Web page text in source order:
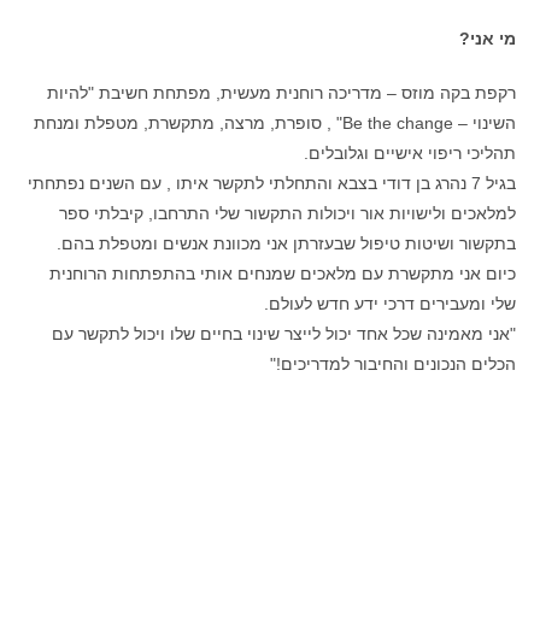
מי אני?
רקפת בקה מוזס – מדריכה רוחנית מעשית, מפתחת חשיבת "להיות
השינוי – Be the change" , סופרת, מרצה, מתקשרת, מטפלת ומנחת
תהליכי ריפוי אישיים וגלובלים.
בגיל 7 נהרג בן דודי בצבא והתחלתי לתקשר איתו , עם השנים נפתחתי
למלאכים ולישויות אור ויכולות התקשור שלי התרחבו, קיבלתי ספר
בתקשור ושיטות טיפול שבעזרתן אני מכוונת אנשים ומטפלת בהם.
כיום אני מתקשרת עם מלאכים שמנחים אותי בהתפתחות הרוחנית
שלי ומעבירים דרכי ידע חדש לעולם.
"אני מאמינה שכל אחד יכול לייצר שינוי בחיים שלו ויכול לתקשר עם
הכלים הנכונים והחיבור למדריכים!"